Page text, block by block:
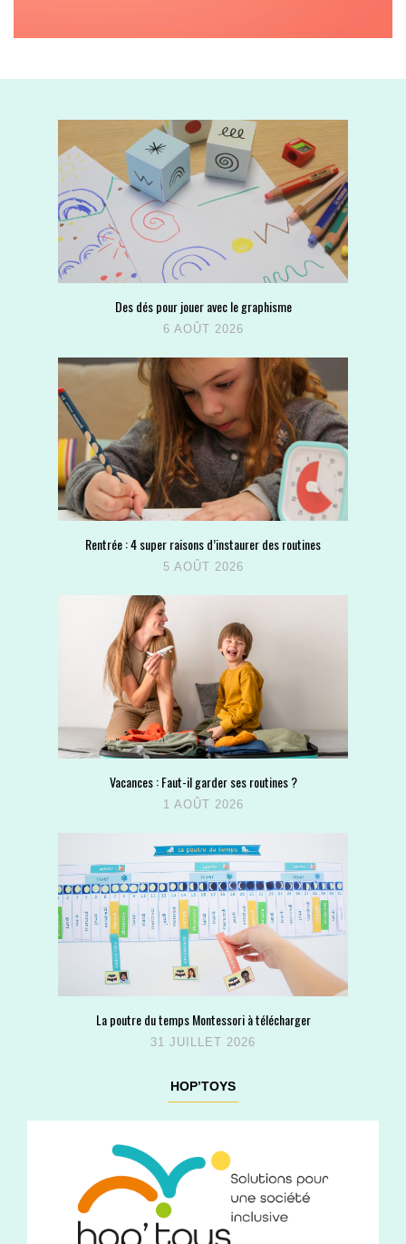
Des dés pour jouer avec le graphisme
6 AOÛT 2026
Rentrée : 4 super raisons d’instaurer des routines
5 AOÛT 2026
Vacances : Faut-il garder ses routines ?
1 AOÛT 2026
La poutre du temps Montessori à télécharger
31 JUILLET 2026
HOP’TOYS